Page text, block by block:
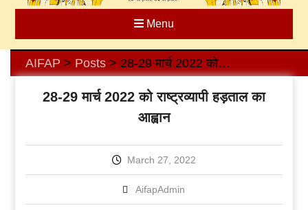
Menu
AIFAP > Posts> 28-29 मार्च 2022 को राष्ट्रव्यापी हड़ताल का आह्वान
28-29 मार्च 2022 को राष्ट्रव्यापी हड़ताल का
आह्वान
March 27, 2022
AifapAdmin